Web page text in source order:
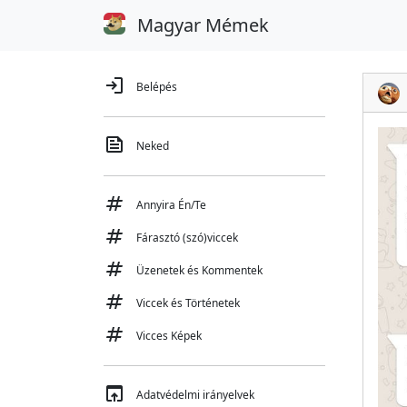
Magyar Mémek
login Belépés
feed Neked
tag Annyira Én/Te
tag Fárasztó (szó)viccek
tag Üzenetek és Kommentek
tag Viccek és Történetek
tag Vicces Képek
open_in_browser Adatvédelmi irányelvek